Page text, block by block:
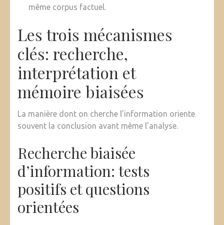
même corpus factuel.
Les trois mécanismes
clés: recherche,
interprétation et
mémoire biaisées
La manière dont on cherche l’information oriente
souvent la conclusion avant même l’analyse.
Recherche biaisée
d’information: tests
positifs et questions
orientées